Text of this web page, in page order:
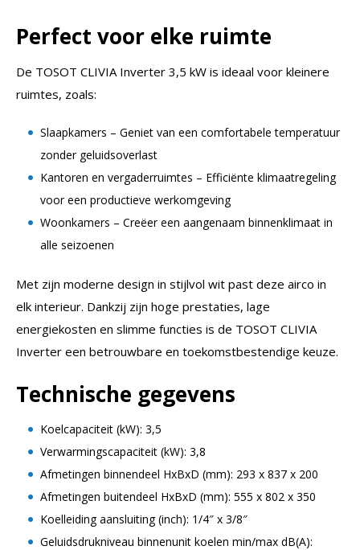
Perfect voor elke ruimte
De TOSOT CLIVIA Inverter 3,5 kW is ideaal voor kleinere
ruimtes, zoals:
Slaapkamers – Geniet van een comfortabele temperatuur
zonder geluidsoverlast
Kantoren en vergaderruimtes – Efficiënte klimaatregeling
voor een productieve werkomgeving
Woonkamers – Creëer een aangenaam binnenklimaat in
alle seizoenen
Met zijn moderne design in stijlvol wit past deze airco in
elk interieur. Dankzij zijn hoge prestaties, lage
energiekosten en slimme functies is de TOSOT CLIVIA
Inverter een betrouwbare en toekomstbestendige keuze.
Technische gegevens
Koelcapaciteit (kW): 3,5
Verwarmingscapaciteit (kW): 3,8
Afmetingen binnendeel HxBxD (mm): 293 x 837 x 200
Afmetingen buitendeel HxBxD (mm): 555 x 802 x 350
Koelleiding aansluiting (inch): 1/4″ x 3/8″
Geluidsdrukniveau binnenunit koelen min/max dB(A):